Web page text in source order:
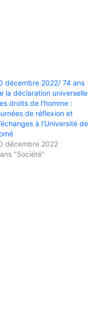
décembre 2022/ 74 ans
la déclaration universelle
droits de l’homme :
de réflexion et
à l’Université de
décembre 2022
"Société"